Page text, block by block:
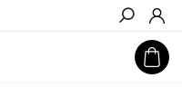
Hledat